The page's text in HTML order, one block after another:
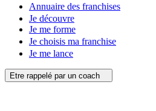
Annuaire des franchises
Je découvre
Je me forme
Je choisis ma franchise
Je me lance
Etre rappelé par un coach